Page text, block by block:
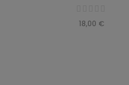
18,00 €